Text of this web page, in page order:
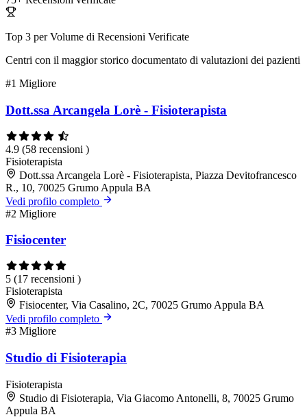
Top 3 per Volume di Recensioni Verificate
Centri con il maggior storico documentato di valutazioni dei pazienti
#1 Migliore
Dott.ssa Arcangela Lorè - Fisioterapista
4.9 (58 recensioni )
Fisioterapista
Dott.ssa Arcangela Lorè - Fisioterapista, Piazza Devitofrancesco
R., 10, 70025 Grumo Appula BA
Vedi profilo completo
#2 Migliore
Fisiocenter
5 (17 recensioni )
Fisioterapista
Fisiocenter, Via Casalino, 2C, 70025 Grumo Appula BA
Vedi profilo completo
#3 Migliore
Studio di Fisioterapia
Fisioterapista
Studio di Fisioterapia, Via Giacomo Antonelli, 8, 70025 Grumo
Appula BA